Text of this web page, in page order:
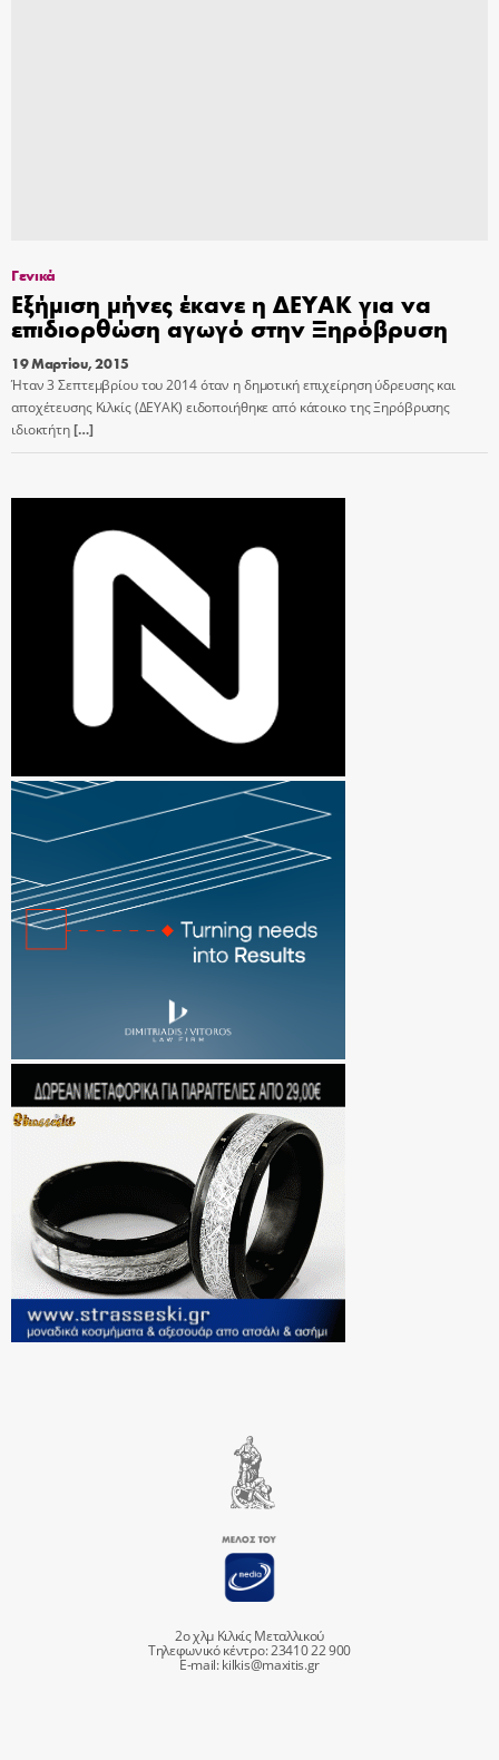
Γενικά
Εξήμιση μήνες έκανε η ΔΕΥΑΚ για να
επιδιορθώση αγωγό στην Ξηρόβρυση
19 Μαρτίου, 2015
Ήταν 3 Σεπτεμβρίου του 2014 όταν η δημοτική επιχείρηση ύδρευσης και
αποχέτευσης Κιλκίς (ΔΕΥΑΚ) ειδοποιήθηκε από κάτοικο της Ξηρόβρυσης
ιδιοκτήτη[…]
2ο χλμ Κιλκίς Μεταλλικού
Τηλεφωνικό κέντρο: 23410 22 900
E-mail:kilkis@maxitis.gr